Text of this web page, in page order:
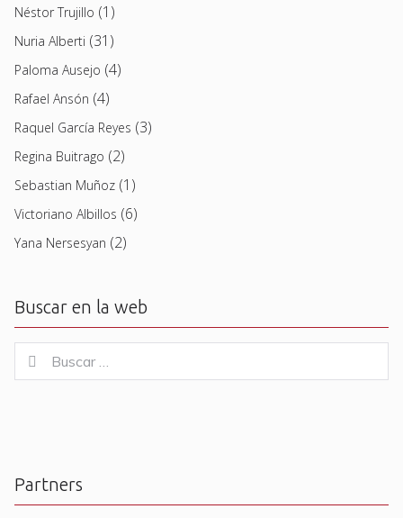
Néstor Trujillo (1)
Nuria Alberti (31)
Paloma Ausejo (4)
Rafael Ansón (4)
Raquel García Reyes (3)
Regina Buitrago (2)
Sebastian Muñoz (1)
Victoriano Albillos (6)
Yana Nersesyan (2)
Buscar en la web
for:
Buscar
Partners